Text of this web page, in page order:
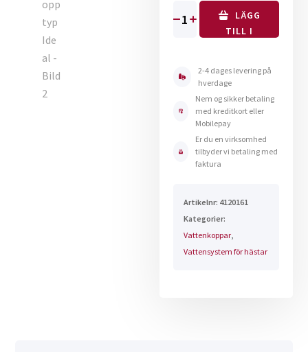
Vattenkopp
mängd
LÄGG
TILL I
2-4 dages levering på
hverdage
Nem og sikker betaling
med kreditkort eller
Mobilepay
Er du en virksomhed
tilbyder vi betaling med
faktura
Artikelnr: 4120161
Kategorier:
Vattenkoppar,
Vattensystem för hästar